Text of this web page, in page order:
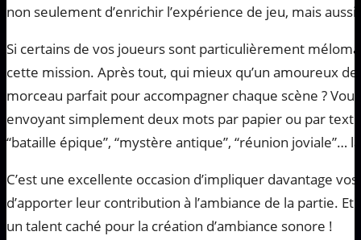
non seulement d’enrichir l’expérience de jeu, mais aussi
Si certains de vos joueurs sont particulièrement
cette mission. Après tout, qui mieux qu’un amoureux
morceau parfait pour accompagner chaque scène ?
envoyant simplement deux mots par papier ou par
“bataille épique”, “mystère antique”, “réunion
C’est une excellente occasion d’impliquer davantage
d’apporter leur contribution à l’ambiance de la partie.
un talent caché pour la création d’ambiance sonore !